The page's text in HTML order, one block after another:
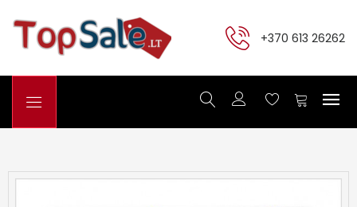
+370 613 26262